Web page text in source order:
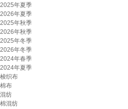
2025年夏季
2026年夏季
2025年秋季
2026年秋季
2025年冬季
2026年冬季
2024年春季
2024年夏季
梭织布
棉布
混纺
棉混纺